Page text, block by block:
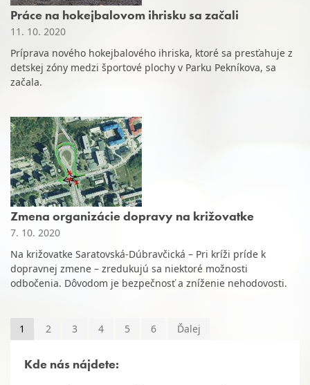
Práce na hokejbalovom ihrisku sa začali
11. 10. 2020
Príprava nového hokejbalového ihriska, ktoré sa presťahuje z
detskej zóny medzi športové plochy v Parku Pekníkova, sa
začala.
Zmena organizácie dopravy na križovatke
7. 10. 2020
Na križovatke Saratovská-Dúbravčická – Pri kríži príde k
dopravnej zmene – zredukujú sa niektoré možnosti
odbočenia. Dôvodom je bezpečnosť a zníženie nehodovosti.
1 2 3 4 5 6 Ďalej
Kde nás nájdete: